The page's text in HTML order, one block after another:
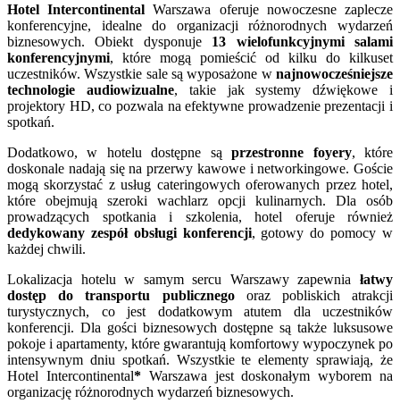
Hotel Intercontinental Warszawa oferuje nowoczesne zaplecze
konferencyjne, idealne do organizacji różnorodnych wydarzeń
biznesowych. Obiekt dysponuje 13 wielofunkcyjnymi salami
konferencyjnymi, które mogą pomieścić od kilku do kilkuset
uczestników. Wszystkie sale są wyposażone w najnowocześniejsze
technologie audiowizualne, takie jak systemy dźwiękowe i
projektory HD, co pozwala na efektywne prowadzenie prezentacji i
spotkań.
Dodatkowo, w hotelu dostępne sąprzestronne foyery, które
doskonale nadają się na przerwy kawowe i networkingowe. Goście
mogą skorzystać z usług cateringowych oferowanych przez hotel,
które obejmują szeroki wachlarz opcji kulinarnych. Dla osób
prowadzących spotkania i szkolenia, hotel oferuje również
dedykowany zespół obsługi konferencji, gotowy do pomocy w
każdej chwili.
Lokalizacja hotelu w samym sercu Warszawy zapewnia łatwy
dostęp do transportu publicznegooraz pobliskich atrakcji
turystycznych, co jest dodatkowym atutem dla uczestników
konferencji. Dla gości biznesowych dostępne są także luksusowe
pokoje i apartamenty, które gwarantują komfortowy wypoczynek po
intensywnym dniu spotkań. Wszystkie te elementy sprawiają, że
Hotel Intercontinental*Warszawa jest doskonałym wyborem na
organizację różnorodnych wydarzeń biznesowych.